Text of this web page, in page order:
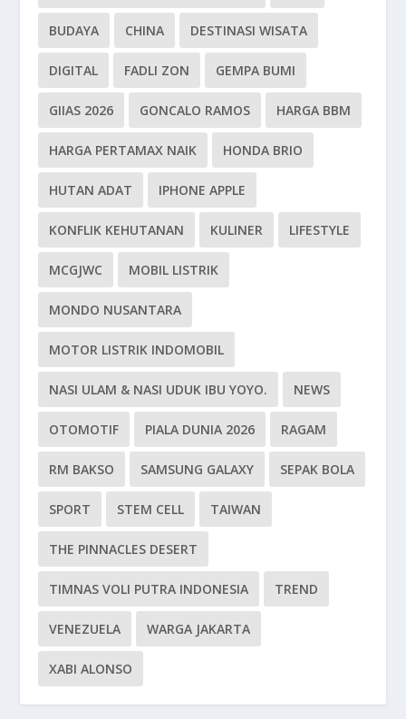
BUDAYA CHINA DESTINASI WISATA
DIGITAL FADLI ZON GEMPA BUMI
GIIAS 2026 GONCALO RAMOS HARGA BBM
HARGA PERTAMAX NAIK HONDA BRIO
HUTAN ADAT IPHONE APPLE
KONFLIK KEHUTANAN KULINER LIFESTYLE
MCGJWC MOBIL LISTRIK
MONDO NUSANTARA
MOTOR LISTRIK INDOMOBIL
NASI ULAM & NASI UDUK IBU YOYO. NEWS
OTOMOTIF PIALA DUNIA 2026 RAGAM
RM BAKSO SAMSUNG GALAXY SEPAK BOLA
SPORT STEM CELL TAIWAN
THE PINNACLES DESERT
TIMNAS VOLI PUTRA INDONESIA TREND
VENEZUELA WARGA JAKARTA
XABI ALONSO